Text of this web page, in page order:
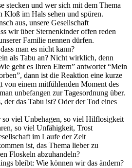
stecken und wer sich mit dem Thema
Kloß im Hals sehen und spüren.
aus, unsere Gesellschaft
wir über Sternenkinder offen reden
Familie nennen dürfen.
man es nicht kann?
als Tabu an? Nicht wirklich, denn
geht es Ihren Eltern” antwortet “Mein
dann ist die Reaktion eine kurze
von einem mitfühlenden Moment des
unbefangen zur Tagesordnung über.
der das Tabu ist? Oder der Tod eines
so viel Unbehagen, so viel Hilflosigkeit
so viel Unfähigkeit, Trost
im Laufe der Zeit
ist, das Thema lieber zu
Floskeln abzuhandeln?
bleibt: Wie können wir das ändern?